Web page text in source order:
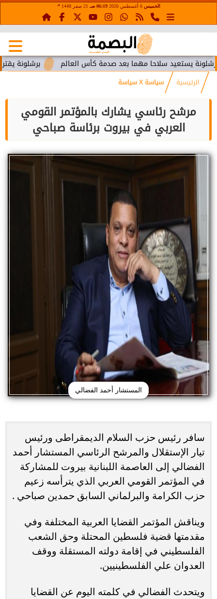
الخميس 6 أغسطس 2026 06:19 صـ 21 صفر 1448 هـ
برشلونة يقترب من سلاحا مهما بعد صدمة كأس العالم
الرئيسية سياسة X سياسة
مرشح رئاسي يشارك بالمؤتمر القومي
العربي في بيروت برئاسة صباحي
المستشار أحمد الفضالي
سافر رئيس حزب السلام الديمقراطى ورئيس
تيار الإستقلال والمرشح الرئاسي المستشار أحمد
الفضالي إلى العاصمة اللبنانية بيروت للمشاركة
في المؤتمر القومي العربي الذي يترأسه زعيم
حزب الكرامة والبرلماني السابق حمدين صباحي .
ويناقش المؤتمر القضايا العربية المختلفة وفي
مقدمتها قضية فلسطين المحتلة وحق الشعب
الفلسطيني في إقامة دولته المستقلة ووقف
العدوان علي الفلسطينيين.
ويتحدث الفضالي في كلمته اليوم عن القضايا